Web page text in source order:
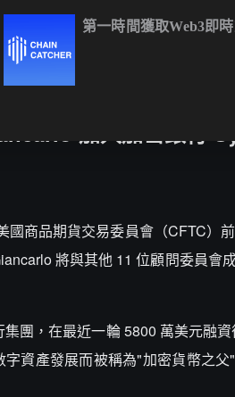
加入加密銀行
商品期貨交易委員會（CFTC）
將與其他 11 位顧問委員會
團，在最近一輪 5800 萬美元融
資產發展而被稱為"加密貨幣之
第一時間獲取Web3即